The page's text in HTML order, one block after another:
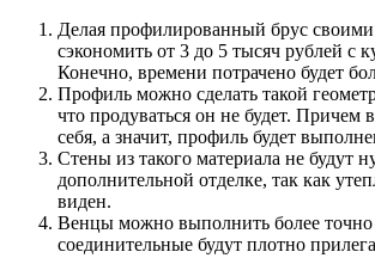
Делая профилированный брус
сэкономить от 3 до 5 тысяч рублей с
Конечно, времени потрачено будет
Профиль можно сделать такой
что продуваться он не будет. Причем
себя, а значит, профиль будет
Стены из такого материала не будут
дополнительной отделке, так как
виден.
Венцы можно выполнить более
соединительные будут плотно